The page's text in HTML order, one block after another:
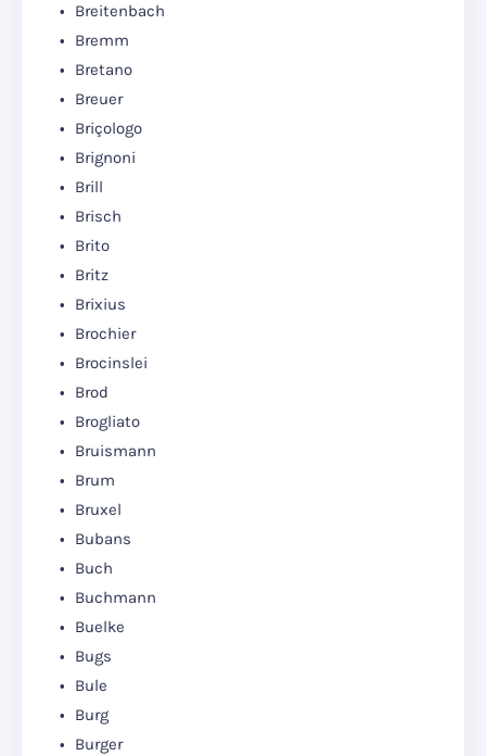
Breitenbach
Bremm
Bretano
Breuer
Briçologo
Brignoni
Brill
Brisch
Brito
Britz
Brixius
Brochier
Brocinslei
Brod
Brogliato
Bruismann
Brum
Bruxel
Bubans
Buch
Buchmann
Buelke
Bugs
Bule
Burg
Burger